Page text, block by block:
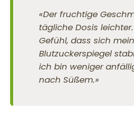
«Der fruchtige
tägliche Dosis
Gefühl, dass sich mein
Blutzuckerspiegel
ich bin weniger
nach Süßem.»